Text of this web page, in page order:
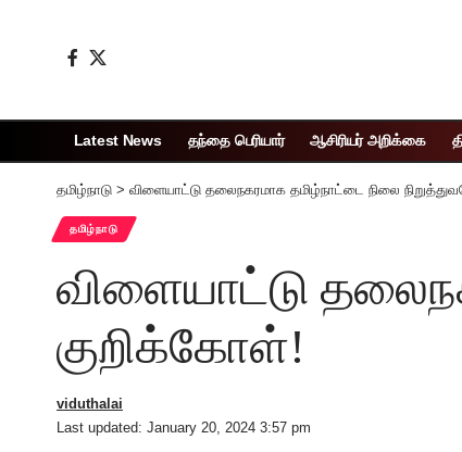
Latest News தந்தை பெரியார் ஆசிரியர் அறிக்கை
தமிழ்நாடு > விளையாட்டு தலைநகரமாக தமிழ்நாட்டை நிலை
தமிழ்நாடு
விளையாட்டு
குறிக்கோள்!
Last updated: January 20, 2024 3:57 pm
viduthalai